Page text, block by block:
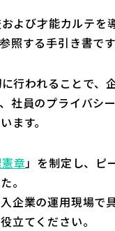
よび才能カルテを
照する手引き書です
行われることで、
社員のプライバシ
ます。
章」を制定し、ピ
。
企業の運用現場で
立てください。